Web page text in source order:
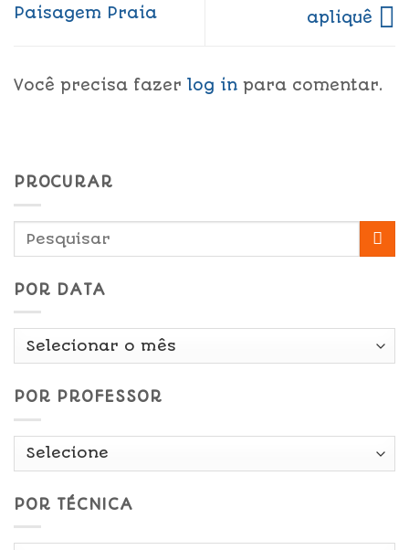
Paisagem Praia
apliquê
Você precisa fazer log in para comentar.
PROCURAR
POR DATA
Por
POR PROFESSOR
POR TÉCNICA